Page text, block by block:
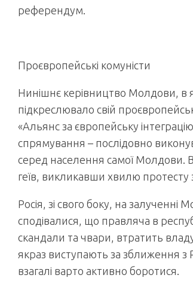
референдум.
Проєвропейські комуністи
Нинішнє керівництво Молдови, в
підкреслювало свій
«Альянс за європейську
спрямування – послідовно
серед населення самої Молдови.
геїв, викликавши хвилю протесту
Росія, зі свого боку, на
сподівалися, що правляча в
скандали та чвари, втратить владу
якраз виступають за зближення
взагалі варто активно боротися.